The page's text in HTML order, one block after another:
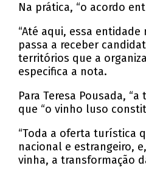
Na prática, “o acordo
“Até aqui, essa
passa a receber
territórios que a
especifica a nota.
Para Teresa Pousada,
que “o vinho luso
“Toda a oferta turística
nacional e estrangeiro,
vinha, a transformação